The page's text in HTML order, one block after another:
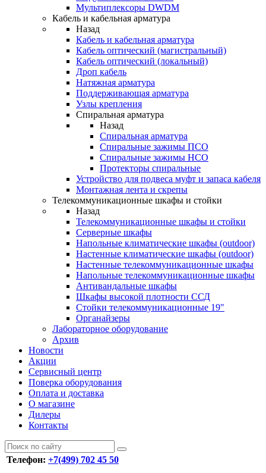
Мультиплексоры DWDM
Кабель и кабельная арматура
Назад
Кабель и кабельная арматура
Кабель оптический (магистральный)
Кабель оптический (локальный)
Дроп кабель
Натяжная арматура
Поддерживающая арматура
Узлы крепления
Спиральная арматура
Назад
Спиральная арматура
Спиральные зажимы ПСО
Спиральные зажимы НСО
Протекторы спиральные
Устройство для подвеса муфт и запаса кабеля
Монтажная лента и скрепы
Телекоммуникационные шкафы и стойки
Назад
Телекоммуникационные шкафы и стойки
Серверные шкафы
Напольные климатические шкафы (outdoor)
Настенные климатические шкафы (outdoor)
Настенные телекоммуникационные шкафы
Напольные телекоммуникационные шкафы
Антивандальные шкафы
Шкафы высокой плотности ССД
Стойки телекоммуникационные 19"
Органайзеры
Лабораторное оборудование
Архив
Новости
Акции
Сервисный центр
Поверка оборудования
Оплата и доставка
О магазине
Дилеры
Контакты
Телефон: +7(499) 702 45 50